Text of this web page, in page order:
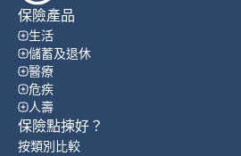
保險產品
生活
儲蓄及退休
醫療
危疾
人壽
保險點揀好？
按類別比較